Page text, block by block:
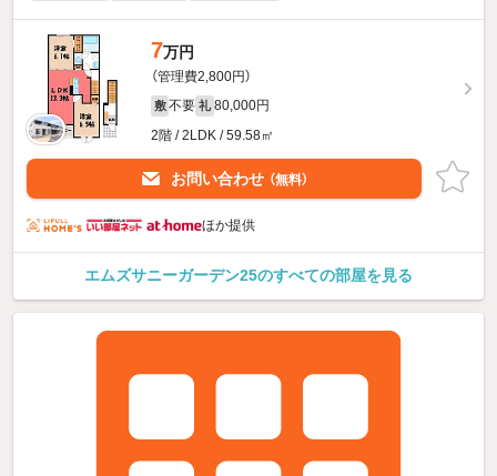
7万円
（管理費2,800円）
敷 不要 礼 80,000円
2階 / 2LDK / 59.58㎡
お問い合わせ （無料）
ほか提供
エムズサニーガーデン25のすべての部屋を見る